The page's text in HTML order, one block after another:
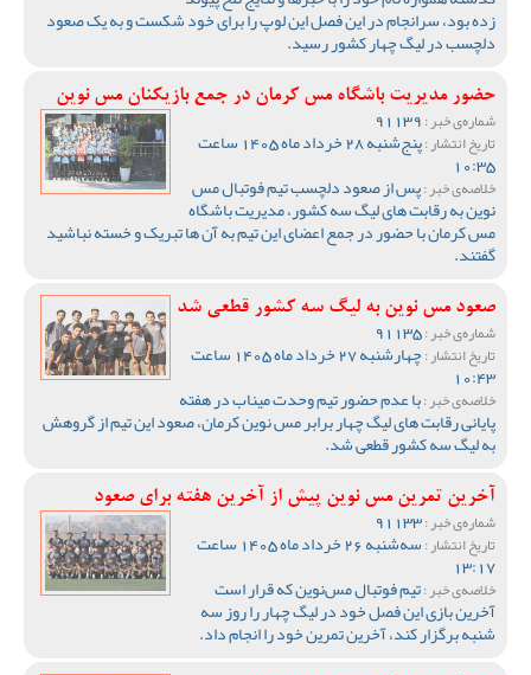
زده بود، سرانجام در این فصل این لوپ را برای خود شکست و به یک صعود
دلچسب در لیگ چهار کشور رسید.
حضور مدیریت باشگاه مس کرمان در جمع بازیکنان مس نوین
شماره‌ی خبر :
تاریخ انتشار : پنج‌شنبه 28 خرداد ماه 1405 ساعت
10:35
خلاصه‌ی خبر :پس از صعود دلچسب تیم فوتبال مس
نوین به رقابت های لیگ سه کشور، مدیریت باشگاه
مس کرمان با حضور در جمع اعضای این تیم به آن ها تبریک و خسته نباشید
گفتند.
صعود مس نوین به لیگ سه کشور قطعی شد
شماره‌ی خبر :
تاریخ انتشار : چهارشنبه 27 خرداد ماه 1405 ساعت
10:43
خلاصه‌ی خبر :با عدم حضور تیم وحدت میناب در هفته
پایانی رقابت های لیگ چهار برابر مس نوین کرمان، صعود این تیم از گروهش
به لیگ سه کشور قطعی شد.
آخرین تمرین مس نوین پیش از آخرین هفته برای صعود
شماره‌ی خبر :
تاریخ انتشار : سه‌شنبه 26 خرداد ماه 1405 ساعت
13:17
خلاصه‌ی خبر :تیم فوتبال مس‌نوین که قرار است
آخرین بازی این فصل خود در لیگ چهار را روز سه
شنبه برگزار کند، آخرین تمرین خود را انجام داد.